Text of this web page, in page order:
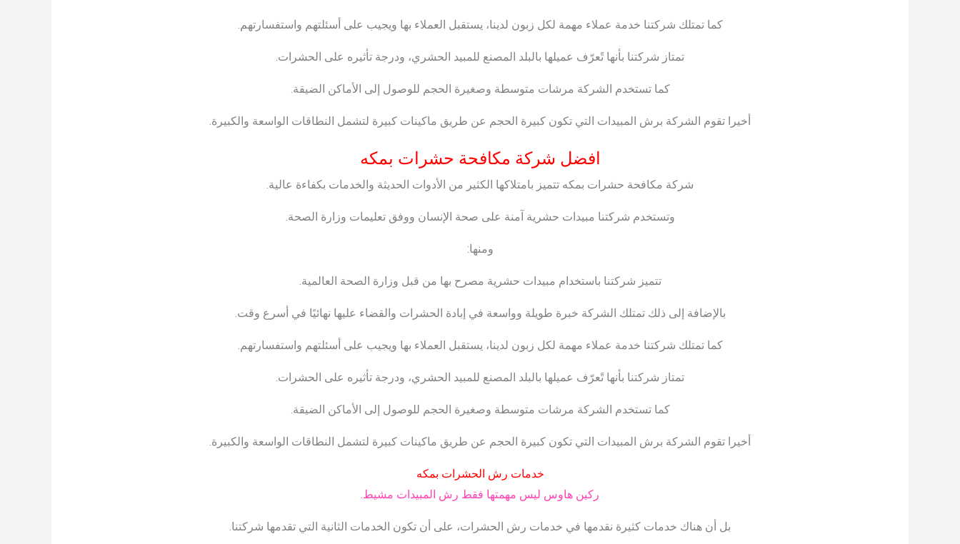
كما تمتلك شركتنا خدمة عملاء مهمة لكل زبون لدينا، يستقبل العملاء بها ويجيب على أسئلتهم واستفسارتهم.
تمتاز شركتنا بأنها تًعرّف عميلها بالبلد المصنع للمبيد الحشري، ودرجة تأثيره على الحشرات.
كما تستخدم الشركة مرشات متوسطة وصغيرة الحجم للوصول إلى الأماكن الضيقة.
أخيرا تقوم الشركة برش المبيدات التي تكون كبيرة الحجم عن طريق ماكينات كبيرة لتشمل النطاقات الواسعة والكبيرة.
افضل شركة مكافحة حشرات بمكه
شركة مكافحة حشرات بمكه تتميز بامتلاكها الكثير من الأدوات الحديثة والخدمات بكفاءة عالية.
وتستخدم شركتنا مبيدات حشرية آمنة على صحة الإنسان ووفق تعليمات وزارة الصحة.
ومنها:
تتميز شركتنا باستخدام مبيدات حشرية مصرح بها من قبل وزارة الصحة العالمية.
بالإضافة إلى ذلك تمتلك الشركة خبرة طويلة وواسعة في إبادة الحشرات والقضاء عليها نهائيًا في أسرع وقت.
كما تمتلك شركتنا خدمة عملاء مهمة لكل زبون لدينا، يستقبل العملاء بها ويجيب على أسئلتهم واستفسارتهم.
تمتاز شركتنا بأنها تًعرّف عميلها بالبلد المصنع للمبيد الحشري، ودرجة تأثيره على الحشرات.
كما تستخدم الشركة مرشات متوسطة وصغيرة الحجم للوصول إلى الأماكن الضيقة.
أخيرا تقوم الشركة برش المبيدات التي تكون كبيرة الحجم عن طريق ماكينات كبيرة لتشمل النطاقات الواسعة والكبيرة.
خدمات رش الحشرات بمكه
ركين هاوس ليس مهمتها فقط رش المبيدات مشيط.
بل أن هناك خدمات كثيرة نقدمها في خدمات رش الحشرات، على أن تكون الخدمات الثانية التي تقدمها شركتنا.